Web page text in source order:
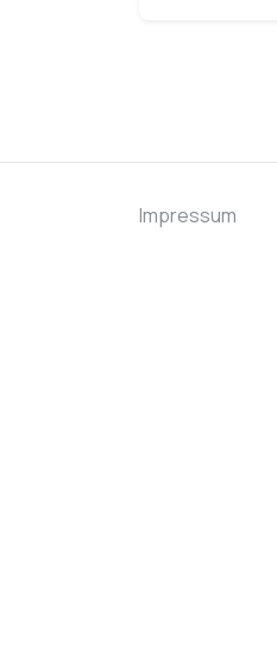
Impressum